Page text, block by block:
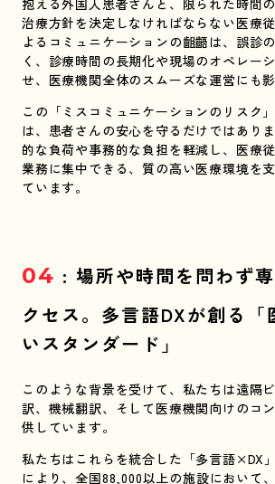
抱える外国人患者さんと、限られた時間
治療方針を決定しなければならない医療
よるコミュニケーションの齟齬は、誤診
く、診療時間の長期化や現場のオペレー
せ、医療機関全体のスムーズな運営にも
この「ミスコミュニケーションのリスク
は、患者さんの安心を守るだけではあり
的な負荷や事務的な負担を軽減し、医療
業務に集中できる、質の高い医療環境を
ています。
04 : 場所や時間を問わず
クセス。多言語DXが創る「
いスタンダード」
このような背景を受けて、私たちは遠隔
訳、機械翻訳、そして医療機関向けのコ
供しています。
私たちはこれらを統合した「多言語×DX
により、全国88,000以上の施設において